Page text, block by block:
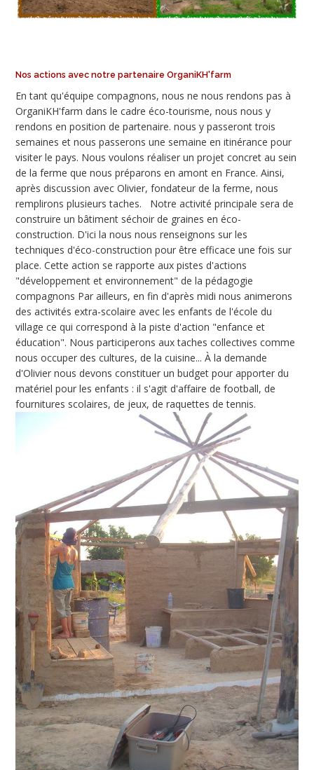
Nos actions avec notre partenaire OrganiKH'farm
En tant qu'équipe compagnons, nous ne nous rendons pas à
OrganiKH'farm dans le cadre éco-tourisme, nous nous y
rendons en position de partenaire. nous y passeront trois
semaines et nous passerons une semaine en itinérance pour
visiter le pays. Nous voulons réaliser un projet concret au sein
de la ferme que nous préparons en amont en France. Ainsi,
après discussion avec Olivier, fondateur de la ferme, nous
remplirons plusieurs taches. Notre activité principale sera de
construire un bâtiment séchoir de graines en éco-
construction. D'ici la nous nous renseignons sur les
techniques d'éco-construction pour être efficace une fois sur
place. Cette action se rapporte aux pistes d'actions
"développement et environnement" de la pédagogie
compagnons Par ailleurs, en fin d'après midi nous animerons
des activités extra-scolaire avec les enfants de l'école du
village ce qui correspond à la piste d'action "enfance et
éducation". Nous participerons aux taches collectives comme
nous occuper des cultures, de la cuisine... À la demande
d'Olivier nous devons constituer un budget pour apporter du
matériel pour les enfants : il s'agit d'affaire de football, de
fournitures scolaires, de jeux, de raquettes de tennis.